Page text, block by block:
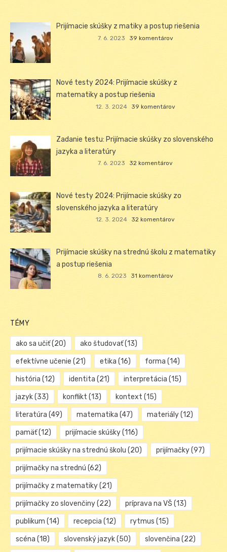
Prijímacie skúšky z matiky a postup riešenia
7. 6. 2023 39 komentárov
Nové testy 2024: Prijímacie skúšky z
matematiky a postup riešenia
12. 3. 2024 39 komentárov
Zadanie testu: Prijímacie skúšky zo slovenského
jazyka a literatúry
7. 6. 2023 32 komentárov
Nové testy 2024: Prijímacie skúšky zo
slovenského jazyka a literatúry
12. 3. 2024 32 komentárov
Prijímacie skúšky na strednú školu z matematiky
a postup riešenia
8. 6. 2023 31 komentárov
TÉMY
ako sa učiť(20) ako študovať(13)
efektívne učenie (21) etika (16) forma (14)
história (12) identita (21) interpretácia (15)
jazyk(33) konflikt (13) kontext (15)
literatúra (49) matematika (47) materiály(12)
pamäť(12) prijímacie skúšky(116)
prijímacie skúšky na strednú školu (20) prijímačky(97)
prijímačky na strednú (62)
prijímačky z matematiky(21)
prijímačky zo slovenčiny(22) príprava na VŠ (13)
publikum (14) recepcia (12) rytmus (15)
scéna (18) slovenský jazyk(50) slovenčina (22)